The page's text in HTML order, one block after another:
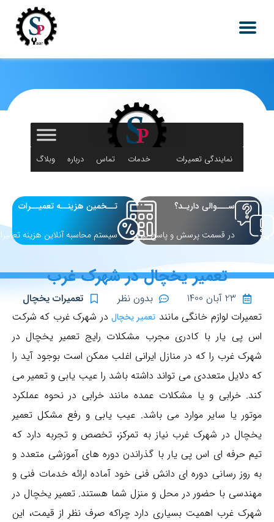
نمایندگی تعمیرات
خدمات
تماس
درباره
وبلاگ
ســـوالی داریـد؟
در قسمت پرسش و پاسخ بپرسید
تــخمین هزینــه تعمیــرات
سیستم محاسبه آنلاین هزینه
تعمیر یخچال در شهرک غرب
23 آبان 1400 بدون نظر
تعمیرات یخچال
تعمیرات لوازم خانگی مانند تعمیر یخچال در شهرک غرب که شرکت
اس پی یار با کادری مجرب مشکلات رایج تعمیر یخچال در
شهرک غرب را که در منازل ایرانی اغلب ممکن است بوجود آید را
که دلایل متعددی می تواند داشته باشد را عیب یابی و تعمیر می
کند. خرابی و یا مشکلات عمده مانند خرابی در نحوه عملکرد
موتور یا سایر موارد می باشد. عیب یابی و رفع مشکل تعمیر
یخچال در شهرک غرب نیاز به تمرکز، تخصص و تجربه دارد که
تیم حرفه ای اس پی یار با گذراندن دوره های آموزشی متعدد و
به روز رسانی دوره ای دانش فنی خود آماده ارائه خدمات فنی و
مهندسی با حضور در محل و منزل شما هستند. تعمیر یخچال در
شهرک غرب اهمیت بسیاری دارد چراکه صرف نظر از قیمت، این